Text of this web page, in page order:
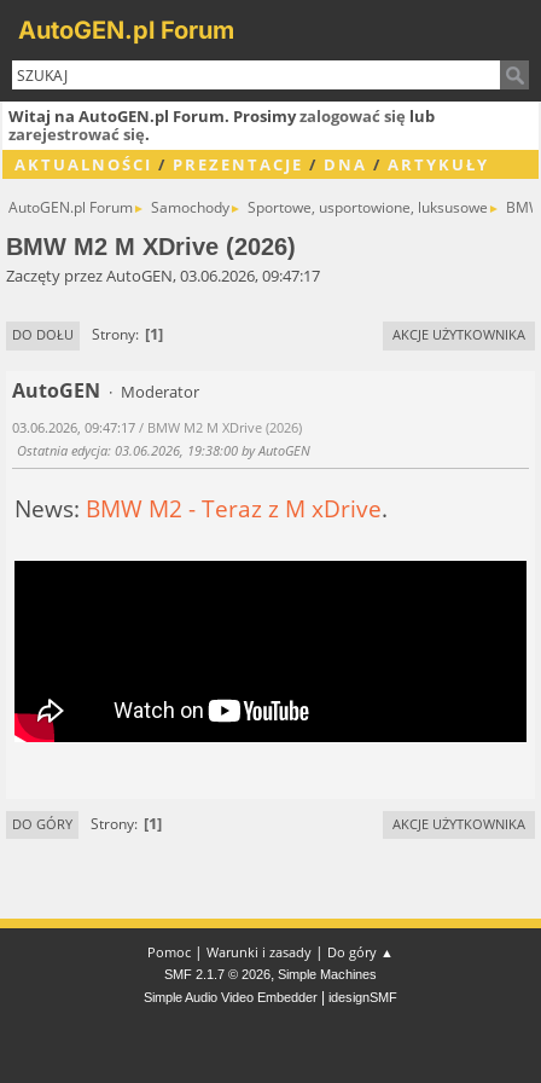
AutoGEN.pl Forum
Witaj na AutoGEN.pl Forum. Prosimyzalogować się lub
zarejestrować się.
AKTUALNOŚCI / PREZENTACJE / DNA / ARTYKUŁY
AutoGEN.pl Forum► Samochody► Sportowe, usportowione, luksusowe ►
BMW M2 M XDrive (2026)
Zaczęty przez AutoGEN, 03.06.2026, 09:47:17
DO DOŁU Strony 1 AKCJE UŻYTKOWNIKA
AutoGEN Moderator
03.06.2026, 09:47:17 / BMW M2 M XDrive (2026)
Ostatnia edycja: 03.06.2026, 19:38:00 by AutoGEN
News: BMW M2 - Teraz z M xDrive.
DO GÓRY Strony 1 AKCJE UŻYTKOWNIKA
Pomoc | Warunki i zasady | Do góry ▲
SMF 2.1.7 © 2026, Simple Machines
Simple Audio Video Embedder
idesignSMF